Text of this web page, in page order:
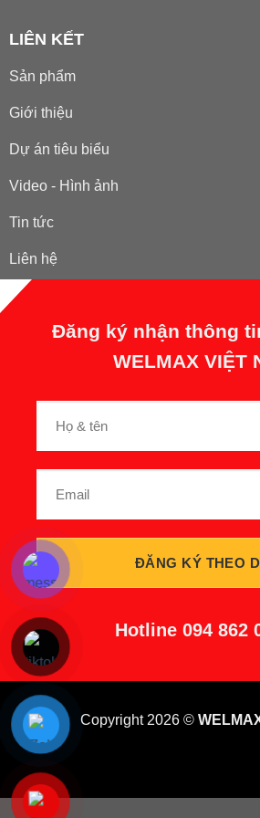
LIÊN KẾT
Sản phẩm
Giới thiệu
Dự án tiêu biểu
Video - Hình ảnh
Tin tức
Liên hệ
Đăng ký nhận thông
WELMAX VIỆT
Hotline 094 862
Copyright 2026 ©